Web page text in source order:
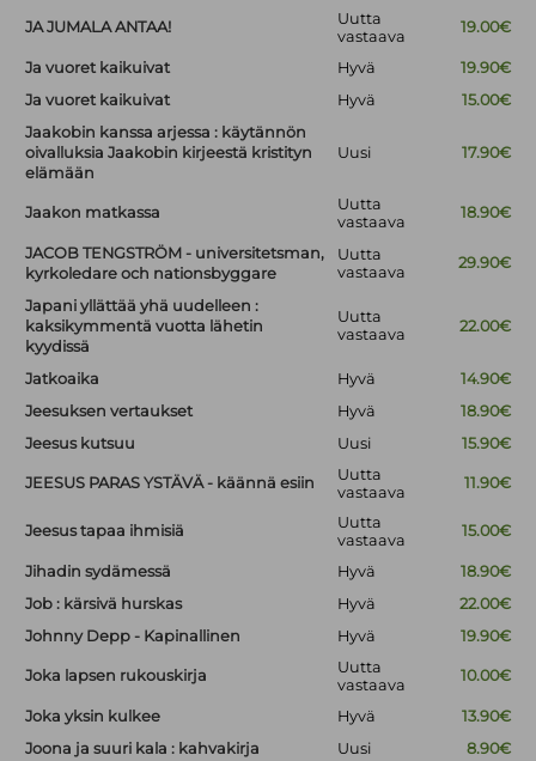
JA JUMALA ANTAA!
Uutta
vastaava
19.00€
Ja vuoret kaikuivat Hyvä
19.90€
Ja vuoret kaikuivat
Hyvä
15.00€
Jaakobin kanssa arjessa : käytännön
oivalluksia Jaakobin kirjeestä kristityn
elämään
Uusi 17.90€
Jaakon matkassa
Uutta
vastaava
18.90€
JACOB TENGSTRÖM - universitetsman,
kyrkoledare och nationsbyggare
Uutta
vastaava
29.90€
Japani yllättää yhä uudelleen :
kaksikymmentä vuotta lähetin
kyydissä
Uutta
vastaava
22.00€
Jatkoaika Hyvä
14.90€
Jeesuksen vertaukset
Hyvä
18.90€
Jeesus kutsuu
Uusi 15.90€
JEESUS PARAS YSTÄVÄ - käännä esiin
Uutta
vastaava
11.90€
Jeesus tapaa ihmisiä
Uutta
vastaava
15.00€
Jihadin sydämessä Hyvä
18.90€
Job : kärsivä hurskas
Hyvä
22.00€
Johnny Depp - Kapinallinen
Hyvä 19.90€
Joka lapsen rukouskirja
Uutta
vastaava
10.00€
Joka yksin kulkee Hyvä
13.90€
Joona ja suuri kala : kahvakirja
Uusi
8.90€